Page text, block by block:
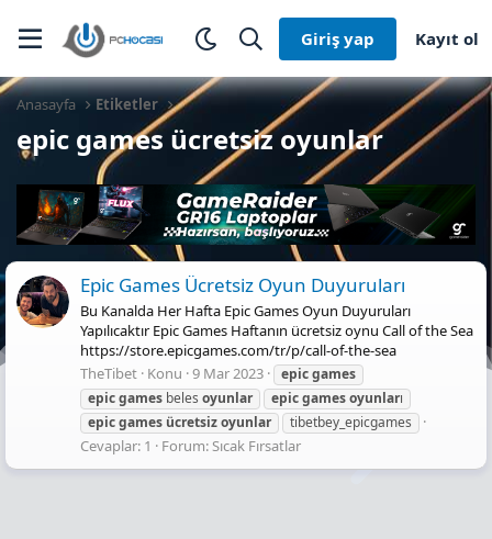
Giriş yap Kayıt ol
Anasayfa Etiketler
epic games ücretsiz oyunlar
Epic Games Ücretsiz Oyun Duyuruları
Bu Kanalda Her Hafta Epic Games Oyun Duyuruları
Yapılıcaktır Epic Games Haftanın ücretsiz oynu Call of the Sea
https://store.epicgames.com/tr/p/call-of-the-sea
TheTibet Konu 9 Mar 2023 epicgames
epicgames beles oyunlar epicgamesoyunları
epicgames ücretsizoyunlar tibetbey_epicgames
Cevaplar: 1 Forum:Sıcak Fırsatlar